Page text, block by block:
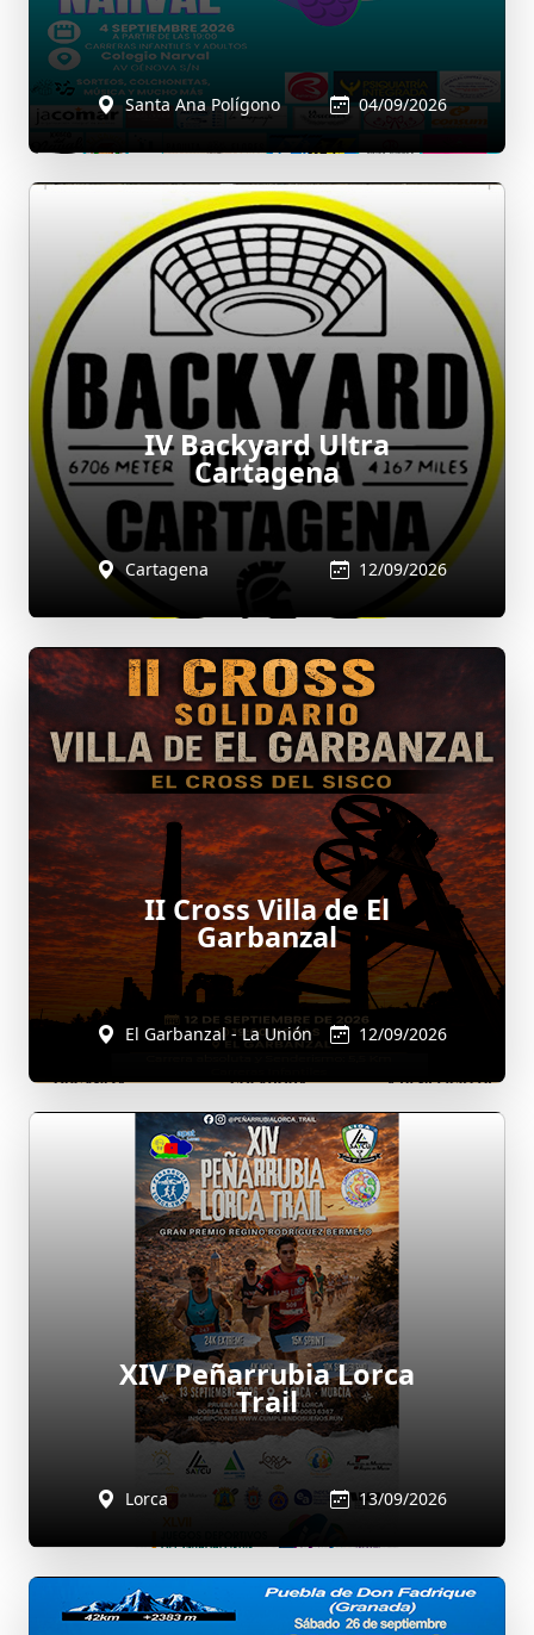
Santa Ana Polígono 04/09/2026
IV Backyard Ultra
Cartagena
Cartagena 12/09/2026
II Cross Villa de El
Garbanzal
El Garbanzal - La Unión 12/09/2026
XIV Peñarrubia Lorca
Trail
Lorca 13/09/2026